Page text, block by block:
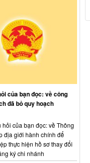
của bạn đọc: về công
đã bỏ quy hoạch
của bạn đọc: về Thông
địa giới hành chính để
thực hiện hồ sơ thay đổi
ký chi nhánh